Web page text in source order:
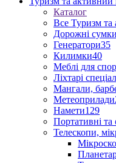
Каталог
Все Туризм та
Дорожні сумки
Генератори35
Килимки40
Меблі для
Ліхтарі
Мангали,
Метеоприлади
Намети129
Портативні та
Телескопи,